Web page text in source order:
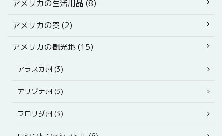
アメリカの生活用品 (8)
アメリカの薬 (2)
アメリカの観光地 (15)
アラスカ州 (3)
アリゾナ州 (3)
フロリダ州 (3)